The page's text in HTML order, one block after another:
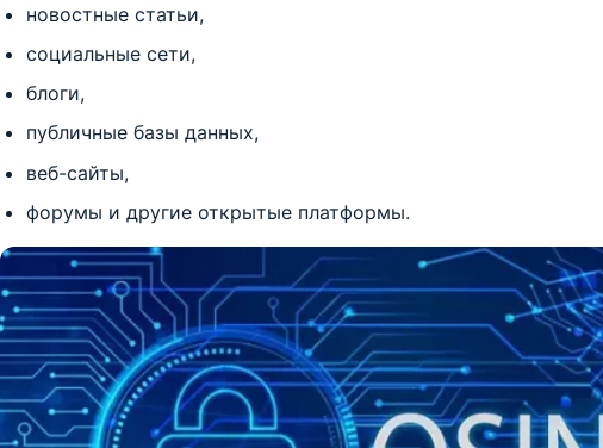
новостные статьи,
социальные сети,
блоги,
публичные базы данных,
веб-сайты,
форумы и другие открытые платформы.